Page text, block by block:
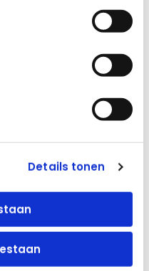
Details tonen
goedkeuringen of het
Verschillende
Vraag naar
als je team het niet
en platforms die
naar onboarding-